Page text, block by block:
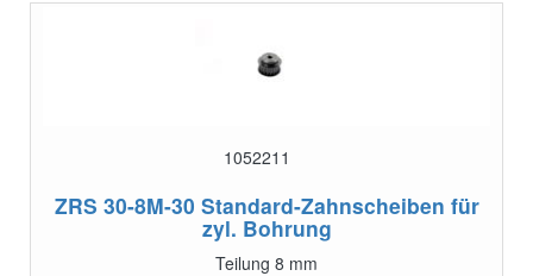
1052211
ZRS 30-8M-30 Standard-Zahnscheiben für
zyl. Bohrung
Teilung 8 mm